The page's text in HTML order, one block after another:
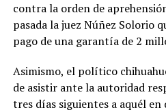
contra la orden de
pasada la juez Núñez Solorio
pago de una garantía de 2
Asimismo, el político
de asistir ante la autoridad
tres días siguientes a aquél